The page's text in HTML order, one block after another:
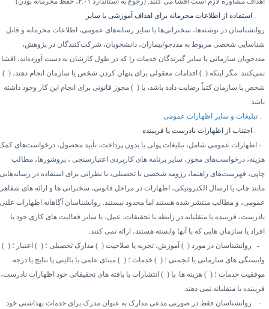
استفاده از اطلاعات محرمانه برای اهداف آموزشی یا سایر
در نوشته‌ها، سخنرانی‌ها یا سایر رسانه‌های عمومی، اطلاعات محرمانه و قابل
شخصی مربوط به مددجو/بیماران، دانشجویان، شرکت‌کنندگان در پژوهش،
سازمانی یا سایر گیرندگان خدمات را که در طول کارشان به دست آورده‌اند، افشا
مگر اینکه (۱) اقدامات معقولی برای پنهان کردن شخص یا سازمان انجام دهند، (۲)
یا سازمان کتباً رضایت داده باشد، یا (۳)
مجوز قانونی برای انجام این کار وجود داشته
تبلیغات و سایر اظهارات عمومی
اجتناب از اظهارات نادرست یا فریبنده
اظهارات عمومی شامل، تبلیغات پولی یا بدون پرداخت، تأیید محصول، درخواست‌های کمک
درخواست‌های مجوز، سایر برنامه های کاربردی اعتبارسنجی ، بروشورها، مطالب
فهرست‌های راهنما، رزومه شخصی یا تحصیلی، یا نظراتی برای استفاده در رسانه‌هایی
چاپ یا ارسال الکترونیکی، اظهارات در مراحل قانونی، سخنرانی ها و ارائه های شفاهی
و مطالب منتشر شده هستند اما محدود نیستند. روانشناسان آگاهانه اظهارات علنی
فریبنده یا متقلبانه در رابطه با تحقیقات، عمل، یا سایر فعالیت های کاری خود یا
یا سازمان هایی که با آنها وابسته هستند، ارائه نمی کنند.
روانشناسان در مورد ( ۱) آموزش، تجربه یا صلاحیت (۲) مدارک تحصیلی ؛ ( ۳) اعتبار ؛ ( ۴)
های سازمانی یا انجمنی ؛ ( ۵) خدمات ؛ ( ۶)
مبنای علمی یا بالینی یا نتایج یا درجه
خدمات ؛ ( ۷) هزینه ها. یا (۸)
انتشارات یا یافته های تحقیقاتی خود اظهارات نادرست،
یا متقلبانه نمی دهند.
روانشناسان فقط در صورتی مدعی مدارک به عنوان مدرک برای خدمات بهداشتی خود